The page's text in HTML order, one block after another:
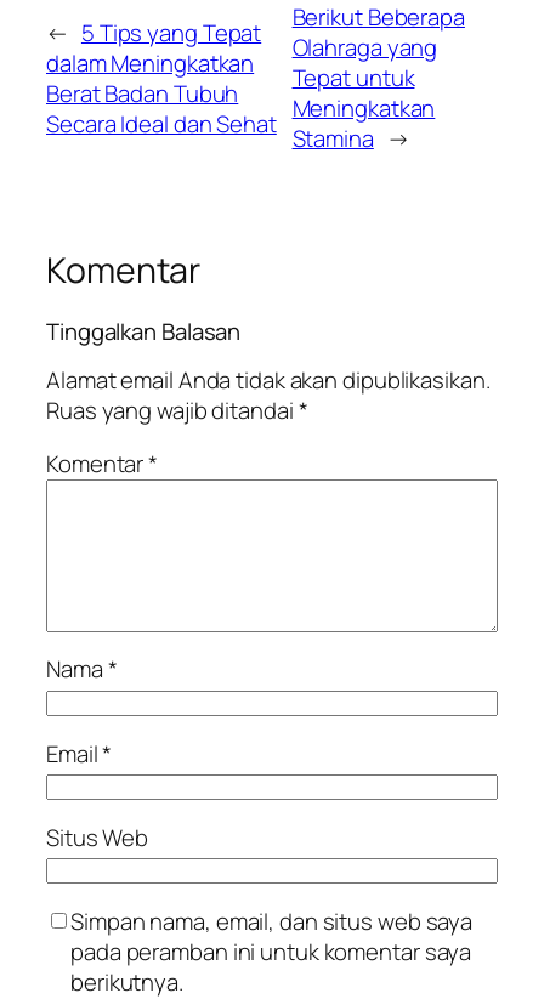
← 5 Tips yang Tepat
dalam Meningkatkan
Berat Badan Tubuh
Secara Ideal dan Sehat
Berikut Beberapa
Olahraga yang
Tepat untuk
Meningkatkan
Stamina →
Komentar
Tinggalkan Balasan
Alamat email Anda tidak akan dipublikasikan.
Ruas yang wajib ditandai*
Komentar*
Nama*
Email*
Situs Web
Simpan nama, email, dan situs web saya
pada peramban ini untuk komentar saya
berikutnya.